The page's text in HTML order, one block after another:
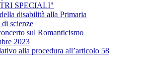
SPECIALI"
disabilità alla Primaria
scienze
sul Romanticismo
2023
alla procedura all’articolo 58